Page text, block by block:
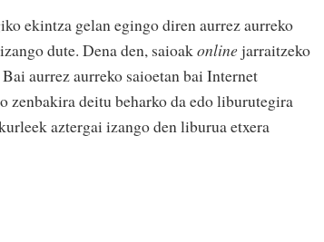
ekintza gelan egingo diren aurrez aurreko
dute. Dena den, saioakonlinejarraitzeko
aurrez aurreko saioetan bai Internet
zenbakira deitu beharko da edo liburutegira
aztergai izango den liburua etxera